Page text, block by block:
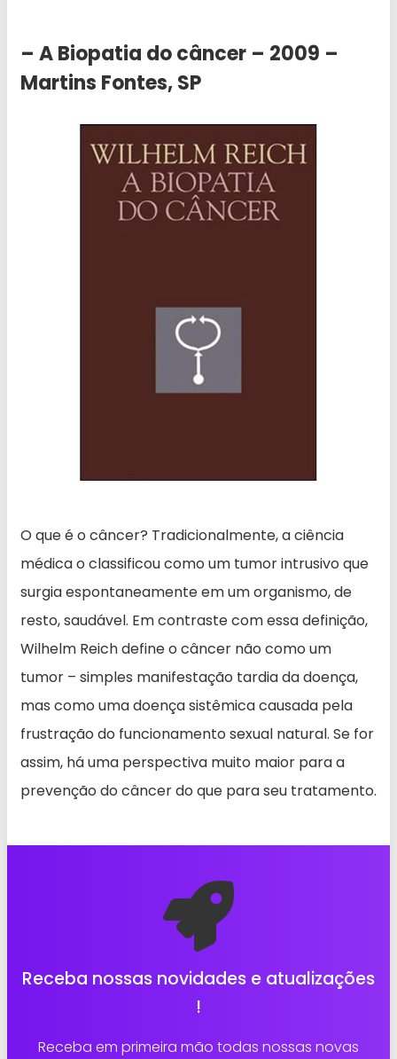
– A Biopatia do câncer – 2009 –
Martins Fontes, SP
O que é o câncer? Tradicionalmente, a ciência
médica o classificou como um tumor intrusivo que
surgia espontaneamente em um organismo, de
resto, saudável. Em contraste com essa definição,
Wilhelm Reich define o câncer não como um
tumor – simples manifestação tardia da doença,
mas como uma doença sistêmica causada pela
frustração do funcionamento sexual natural. Se for
assim, há uma perspectiva muito maior para a
prevenção do câncer do que para seu tratamento.
Receba nossas novidades e atualizações
!
Receba em primeira mão todas nossas novas